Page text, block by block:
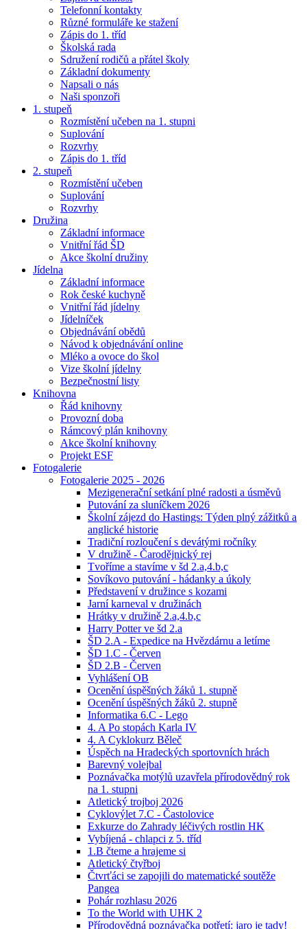
Telefonní kontakty
Různé formuláře ke stažení
Zápis do 1. tříd
Školská rada
Sdružení rodičů a přátel školy
Základní dokumenty
Napsali o nás
Naši sponzoři
1. stupeň
Rozmístění učeben na 1. stupni
Suplování
Rozvrhy
Zápis do 1. tříd
2. stupeň
Rozmístění učeben
Suplování
Rozvrhy
Družina
Základní informace
Vnitřní řád ŠD
Akce školní družiny
Jídelna
Základní informace
Rok české kuchyně
Vnitřní řád jídelny
Jídelníček
Objednávání obědů
Návod k objednávání online
Mléko a ovoce do škol
Vize školní jídelny
Bezpečnostní listy
Knihovna
Řád knihovny
Provozní doba
Rámcový plán knihovny
Akce školní knihovny
Projekt ESF
Fotogalerie
Fotogalerie 2025 - 2026
Mezigenerační setkání plné radosti a úsměvů
Putování za sluníčkem 2026
Školní zájezd do Hastings: Týden plný zážitků a
anglické historie
Tradiční rozloučení s devátými ročníky
V družině - Čarodějnický rej
Tvoříme a stavíme v šd 2.a,4.b,c
Sovíkovo putování - hádanky a úkoly
Představení v družince s kozami
Jarní karneval v družinách
Hrátky v družině 2.a,4.b,c
Harry Potter ve šd 2.a
ŠD 2.A - Expedice na Hvězdárnu a letíme
ŠD 1.C - Červen
ŠD 2.B - Červen
Vyhlášení OB
Ocenění úspěšných žáků 1. stupně
Ocenění úspěšných žáků 2. stupně
Informatika 6.C - Lego
4. A Po stopách Karla IV
4. A Cyklokurz Běleč
Úspěch na Hradeckých sportovních hrách
Barevný volejbal
Poznávačka motýlů uzavřela přírodovědný rok
na 1. stupni
Atletický trojboj 2026
Cyklovýlet 7.C - Častolovice
Exkurze do Zahrady léčivých rostlin HK
Vybíjená - chlapci z 5. tříd
1.B čteme a hrajeme si
Atletický čtyřboj
Čtvrťáci se zapojili do matematické soutěže
Pangea
Pohár rozhlasu 2026
To the World with UHK 2
Přírodovědná poznávačka potřetí: jaro je tady!